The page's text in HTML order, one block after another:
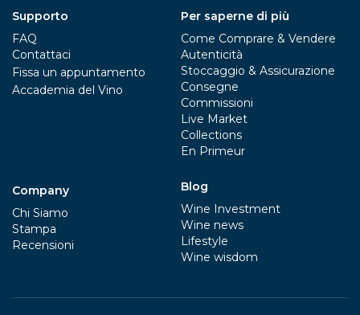
Supporto
FAQ
Contattaci
Fissa un appuntamento
Accademia del Vino
Company
Chi Siamo
Stampa
Recensioni
Per saperne di più
Come Comprare & Vendere
Autenticità
Stoccaggio & Assicurazione
Consegne
Commissioni
Live Market
Collections
En Primeur
Blog
Wine Investment
Wine news
Lifestyle
Wine wisdom